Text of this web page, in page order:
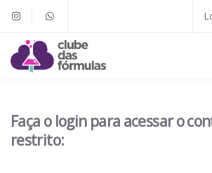
Faça o login para acessar o
restrito: